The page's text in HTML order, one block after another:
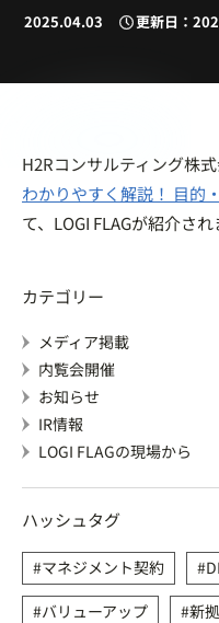
2025.04.03 更新日：
H2Rコンサルティング株
わかりやすく解説！ 目的
て、LOGI FLAGが紹介され
カテゴリー
メディア掲載
内覧会開催
お知らせ
IR情報
LOGI FLAGの現場から
ハッシュタグ
マネジメント契約
バリューアップ
新